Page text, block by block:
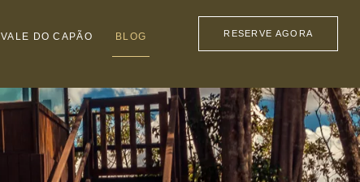
VALE DO CAPÃO BLOG RESERVE AGORA